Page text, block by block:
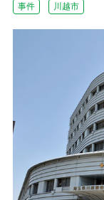
事件 川越市